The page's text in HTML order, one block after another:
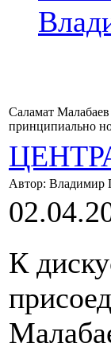
Саламат
принципиально
Автор: Владимир
К